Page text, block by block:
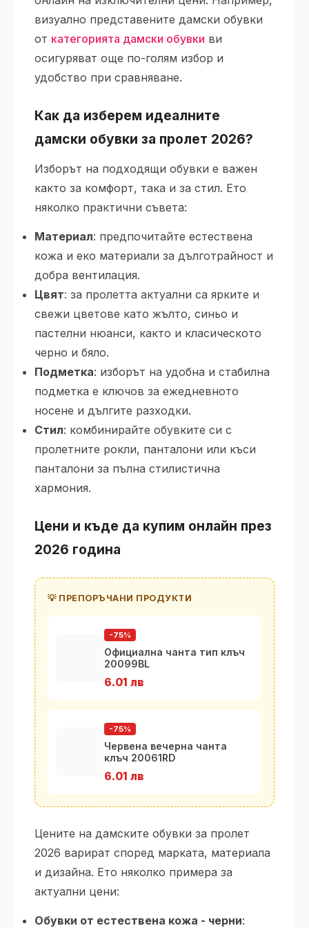
визуално представените дамски обувки
от категорията дамски обувки ви
осигуряват още по-голям избор и
удобство при сравняване.
Как да изберем идеалните
дамски обувки за пролет 2026?
Изборът на подходящи обувки е важен
както за комфорт, така и за стил. Ето
няколко практични съвета:
Материал: предпочитайте естествена
кожа и еко материали за дълготрайност и
добра вентилация.
Цвят: за пролетта актуални са ярките и
свежи цветове като жълто, синьо и
пастелни нюанси, както и класическото
черно и бяло.
Подметка: изборът на удобна и стабилна
подметка е ключов за ежедневното
носене и дългите разходки.
Стил: комбинирайте обувките си с
пролетните рокли, панталони или къси
панталони за пълна стилистична
хармония.
Цени и къде да купим онлайн през
2026 година
💡 ПРЕПОРЪЧАНИ ПРОДУКТИ
-75%
Официална чанта тип клъч
20099BL
6.01 лв
-75%
Червена вечерна чанта
клъч 20061RD
6.01 лв
Цените на дамските обувки за пролет
2026 варират според марката, материала
и дизайна. Ето няколко примера за
актуални цени:
Обувки от естествена кожа - черни: